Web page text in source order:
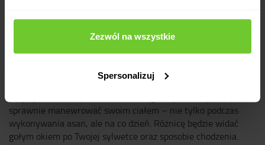
Zezwól na wszystkie
Spersonalizuj
Joga w Szczecinie, w Outlet
Parku – zajęcia dla ciała i
ducha
Jak widzisz, przystępując do treningów, wiele zyskasz, nic
sprawnie manewrować swoim ciałem – nie tylko podczas
wykonywania asan, ale na co dzień. Różnicę będzie widać
gołym okiem po Twojej sylwetce oraz sposobie chodzenia.